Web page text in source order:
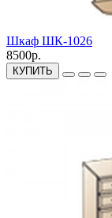
Шкаф ШК-1026
8500р.
КУПИТЬ